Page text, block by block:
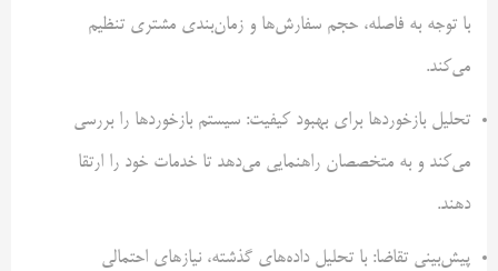
با توجه به فاصله، حجم سفارش‌ها و زمان‌بندی مشتری تنظیم
می‌کند.
تحلیل بازخوردها برای بهبود کیفیت: سیستم بازخوردها را بررسی
می‌کند و به متخصصان راهنمایی می‌دهد تا خدمات خود را ارتقا
دهند.
پیش‌بینی تقاضا: با تحلیل داده‌های گذشته، نیازهای احتمالی